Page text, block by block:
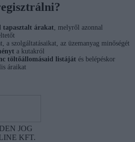
tapasztalt árakat , melyről azonnal
a szolgáltatásaikat, az üzemanyag minőségét
a kutakról
töltőállomásaid listáját és belépéskor
áraikat
JOG
KFT.